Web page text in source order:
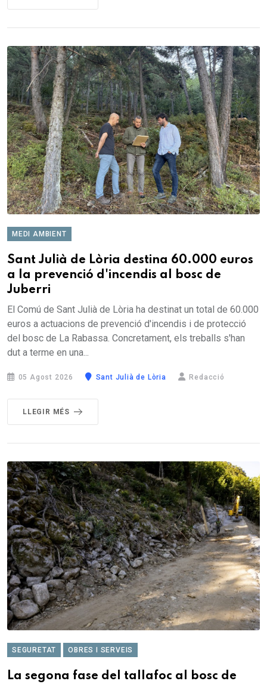
MEDI AMBIENT
Sant Julià de Lòria destina 60.000 euros
a la prevenció d'incendis al bosc de
Juberri
El Comú de Sant Julià de Lòria ha destinat un total de 60.000
euros a actuacions de prevenció d'incendis i de protecció
del bosc de La Rabassa. Concretament, els treballs s'han
dut a terme en una...
05 Agost 2026 Sant Julià de Lòria Redacció
LLEGIR MÉS
SEGURETAT OBRES I SERVEIS
La segona fase del tallafoc al bosc de